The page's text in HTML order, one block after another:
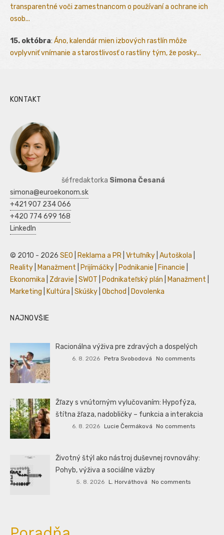
transparentné voči zamestnancom o používaní a ochrane ich
osob...
15. októbra: Áno, kalendár mien izbových rastlín môže
ovplyvniť vnímanie a starostlivosť o rastliny tým, že posky...
KONTAKT
šéfredaktorka Simona Česaná
simona@euroekonom.sk
+421 907 234 066
+420 774 699 168
LinkedIn
© 2010 - 2026 SEO Reklama a PR Vrtuľníky Autoškola
Reality
Manažment Prijímáčky Podnikanie Financie
Ekonomika
Zdravie SWOT Podnikateľský plán Manažment
Marketing
Kultúra Skúšky Obchod Dovolenka
NAJNOVŠIE
Racionálna výživa pre zdravých a dospelých
6. 8. 2026 Petra Svobodová No comments
Žľazy s vnútorným vylučovaním: Hypofýza,
štítna žľaza, nadobličky – funkcia a interakcia
6. 8. 2026 Lucie Čermáková No comments
Životný štýl ako nástroj duševnej rovnováhy:
Pohyb, výživa a sociálne väzby
5. 8. 2026 L. Horváthová No comments